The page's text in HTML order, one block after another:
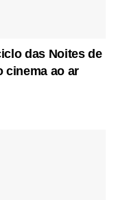
das Noites de
cinema ao ar